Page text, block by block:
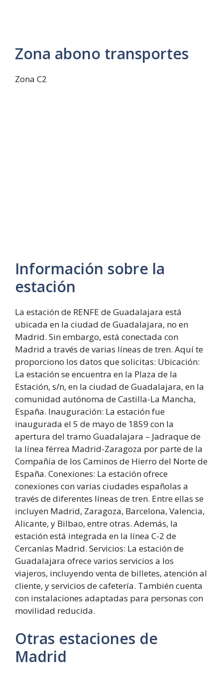
Zona abono transportes
Zona C2
Información sobre la
estación
La estación de RENFE de Guadalajara está
ubicada en la ciudad de Guadalajara, no en
Madrid. Sin embargo, está conectada con
Madrid a través de varias líneas de tren. Aquí te
proporciono los datos que solicitas: Ubicación:
La estación se encuentra en la Plaza de la
Estación, s/n, en la ciudad de Guadalajara, en la
comunidad autónoma de Castilla-La Mancha,
España. Inauguración: La estación fue
inaugurada el 5 de mayo de 1859 con la
apertura del tramo Guadalajara – Jadraque de
la línea férrea Madrid-Zaragoza por parte de la
Compañía de los Caminos de Hierro del Norte de
España. Conexiones: La estación ofrece
conexiones con varias ciudades españolas a
través de diferentes líneas de tren. Entre ellas se
incluyen Madrid, Zaragoza, Barcelona, Valencia,
Alicante, y Bilbao, entre otras. Además, la
estación está integrada en la línea C-2 de
Cercanías Madrid. Servicios: La estación de
Guadalajara ofrece varios servicios a los
viajeros, incluyendo venta de billetes, atención al
cliente, y servicios de cafetería. También cuenta
con instalaciones adaptadas para personas con
movilidad reducida.
Otras estaciones de
Madrid